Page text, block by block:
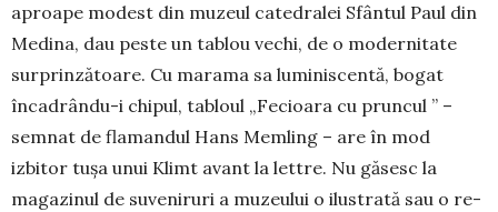
aproape modest din muzeul catedralei Sfântul Paul din
Medina, dau peste un tablou vechi, de o modernitate
surprinzătoare. Cu marama sa lu­miniscentă, bogat
încadrându-i chipul, tabloul „Fecioara cu pruncul ” –
semnat de flamandul Hans Memling – are în mod
izbitor tușa unui Klimt avant la lettre. Nu găsesc la
magazinul de su­veniruri a muzeului o ilustrată sau o re­